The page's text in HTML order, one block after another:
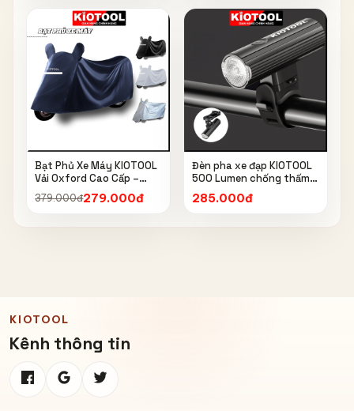
Bạt Phủ Xe Máy KIOTOOL
Vải Oxford Cao Cấp –
Chống Nắng, Chống Mưa,
Chống Bụi, Chống Tia UV,
379.000đ279.000đ
Đèn pha xe đạp KIOTOOL
500 Lumen chống thấm
nước IPX6 6603
285.000đ
KIOTOOL
Kênh thông tin